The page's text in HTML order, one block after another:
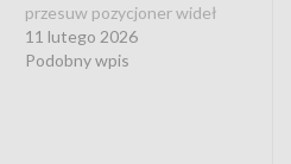
przesuw pozycjoner wideł
11 lutego 2026
Podobny wpis